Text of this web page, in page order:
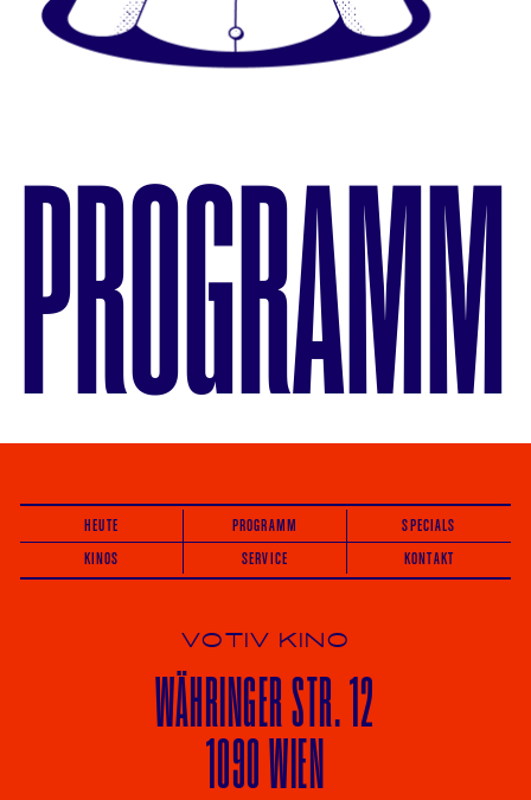
PROGRAMM
HEUTE PROGRAMM
SPECIALS
KINOS
SERVICE KONTAKT
VOTIV KINO
WÄHRINGERSTR. 12
1090 WIEN